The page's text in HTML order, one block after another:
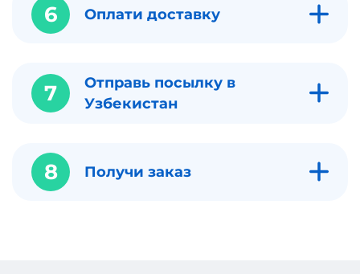
6 Оплати доставку
7
Отправь посылку в
Узбекистан
8 Получи заказ